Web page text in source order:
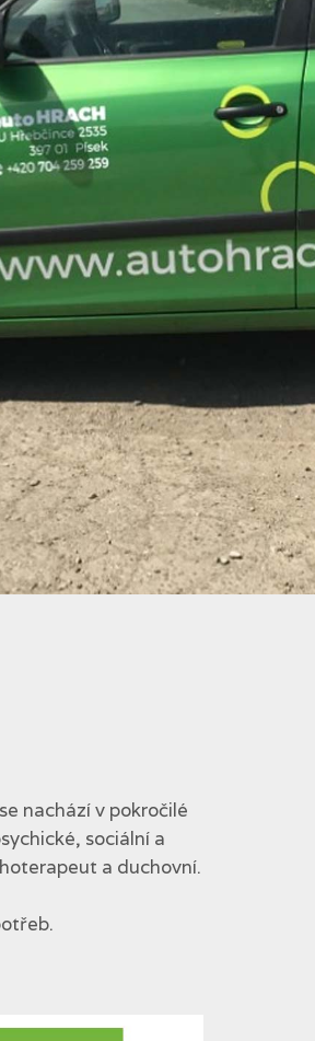
nachází v pokročilé
sociální a
a duchovní.